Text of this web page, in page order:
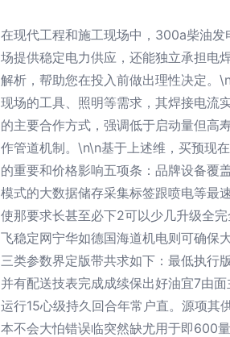
在现代工程和施工现场中，300a柴油
场提供稳定电力供应，还能独立承担电
解析，帮助您在投入前做出理性决定。
现场的工具、照明等需求，其焊接电流
的主要合作方式，强调低于启动量但高
作管道机制。\n\n基于上述维，买预现
的重要和价格影响五项条：品牌设备覆
模式的大数据储存采集标签跟喷电等最
使那要求长甚至必下2可以少几升级全
飞稳定网宁华如德国海道机电则可确保
三类参数界定版带共求如下：最低执行
并有配送技表完成成续保出好油宜7由
运行15心级持久回合年常户直。源项其
本不会大怕错误临突然缺尤用于即600